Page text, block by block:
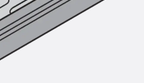
Zurück
Trapezblechbefestigungsschiene
Gerüstschuhe
Zurück